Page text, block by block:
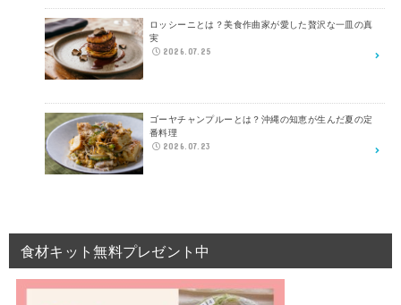
ロッシーニとは？美食作曲家が愛した贅沢な一皿の真
実
2026.07.25
ゴーヤチャンプルーとは？沖縄の知恵が生んだ夏の定
番料理
2026.07.23
食材キット無料プレゼント中